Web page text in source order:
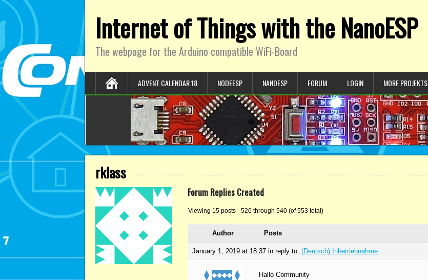
Internet of Things with the NanoESP
The webpage for the Arduino compatible WiFi-Board
ADVENT CALENDAR 18 NODEESP NANOESP FORUM LOGIN MORE PROJEKTS
rklass
Forum Replies Created
Viewing 15 posts - 526 through 540 (of 553 total)
Author Posts
January 1, 2019 at 18:37 in reply to: (Deutsch) Inbetriebnahme
Hallo Community